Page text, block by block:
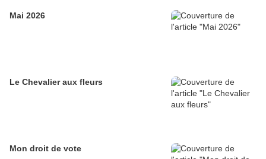
Mai 2026
Le Chevalier aux fleurs
Mon droit de vote